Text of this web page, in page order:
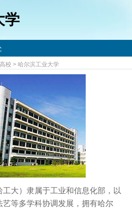
学
校 > 哈尔滨工业大学
大）隶属于工业和信息化部，以
等多学科协调发展，拥有哈尔